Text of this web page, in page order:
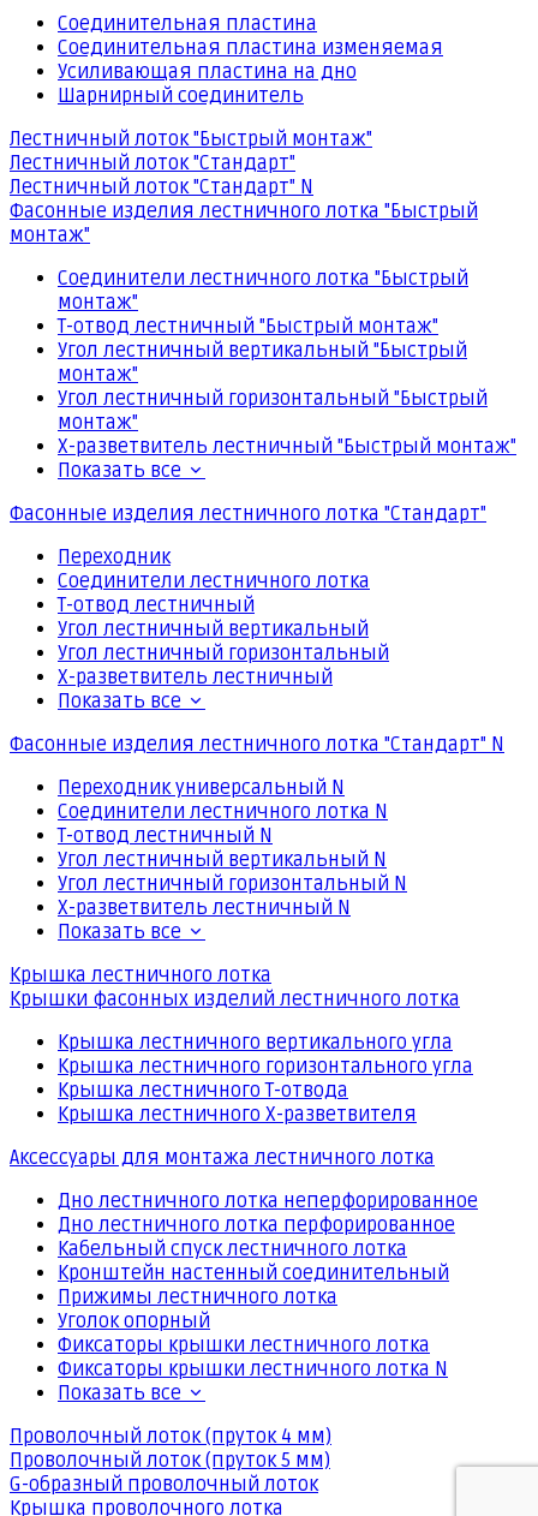
Соединительная пластина
Соединительная пластина изменяемая
Усиливающая пластина на дно
Шарнирный соединитель
Лестничный лоток "Быстрый монтаж"
Лестничный лоток "Стандарт"
Лестничный лоток "Стандарт" N
Фасонные изделия лестничного лотка "Быстрый
монтаж"
Соединители лестничного лотка "Быстрый
монтаж"
Т-отвод лестничный "Быстрый монтаж"
Угол лестничный вертикальный "Быстрый
монтаж"
Угол лестничный горизонтальный "Быстрый
монтаж"
Х-разветвитель лестничный "Быстрый монтаж"
Показать все
Фасонные изделия лестничного лотка "Стандарт"
Переходник
Соединители лестничного лотка
Т-отвод лестничный
Угол лестничный вертикальный
Угол лестничный горизонтальный
Х-разветвитель лестничный
Показать все
Фасонные изделия лестничного лотка "Стандарт" N
Переходник универсальный N
Соединители лестничного лотка N
Т-отвод лестничный N
Угол лестничный вертикальный N
Угол лестничный горизонтальный N
Х-разветвитель лестничный N
Показать все
Крышка лестничного лотка
Крышки фасонных изделий лестничного лотка
Крышка лестничного вертикального угла
Крышка лестничного горизонтального угла
Крышка лестничного Т-отвода
Крышка лестничного Х-разветвителя
Аксессуары для монтажа лестничного лотка
Дно лестничного лотка неперфорированное
Дно лестничного лотка перфорированное
Кабельный спуск лестничного лотка
Кронштейн настенный соединительный
Прижимы лестничного лотка
Уголок опорный
Фиксаторы крышки лестничного лотка
Фиксаторы крышки лестничного лотка N
Показать все
Проволочный лоток (пруток 4 мм)
Проволочный лоток (пруток 5 мм)
G-образный проволочный лоток
Крышка проволочного лотка